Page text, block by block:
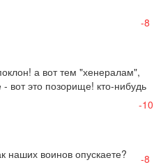
-8
а вот тем "хенералам",
это позорище! кто-нибудь
-10
воинов опускаете? -8